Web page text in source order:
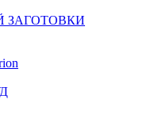
ЗАГОТОВКИ